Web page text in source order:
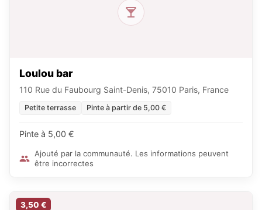
Loulou bar
110 Rue du Faubourg Saint-Denis, 75010 Paris, France
Petite terrasse Pinte à partir de 5,00 €
Pinte à 5,00 €
Ajouté par la communauté. Les informations peuvent
être incorrectes
3,50 €